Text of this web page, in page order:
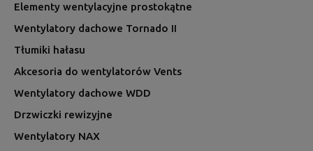
Elementy wentylacyjne prostokątne
Wentylatory dachowe Tornado II
Tłumiki hałasu
Akcesoria do wentylatorów Vents
Wentylatory dachowe WDD
Drzwiczki rewizyjne
Wentylatory NAX